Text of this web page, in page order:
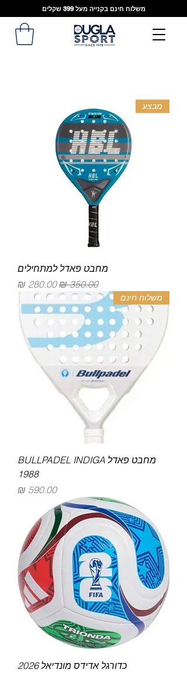
משלוח חינם בקנייה מעל 399 שקלים
מבצע
מחבט פאדל למתחילים
מחיר רגיל מחיר מבצע
משלוח חינם
מחבט פאדל BULLPADEL INDIGA
1988
מחיר
כדורגל אדידס מונדיאל 2026